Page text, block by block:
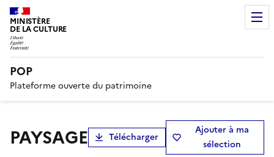
MINISTÈRE
DE LA CULTURE
POP
Plateforme ouverte du patrimoine
PAYSAGE Télécharger
Ajouter à ma
sélection